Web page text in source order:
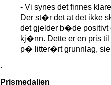
- Vi synes det finnes
Der st�r det at det ikke
det gjelder b�de positivt
kj�nn. Dette er en pris til
p� litter�rt grunnlag,
.
Prismedaljen